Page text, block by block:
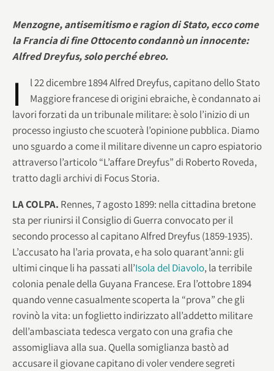
Menzogne, antisemitismo e ragion di Stato, ecco come
la Francia di fine Ottocento condannò un innocente:
Alfred Dreyfus, solo perché ebreo.
I
l 22 dicembre 1894 Alfred Dreyfus, capitano dello Stato
Maggiore francese di origini ebraiche, è condannato ai
lavori forzati da un tribunale militare: è solo l’inizio di un
processo ingiusto che scuoterà l’opinione pubblica. Diamo
uno sguardo a come il militare divenne un capro espiatorio
attraverso l’articolo “L’affare Dreyfus” di Roberto Roveda,
tratto dagli archivi di Focus Storia.
LA COLPA. Rennes, 7 agosto 1899: nella cittadina bretone
sta per riunirsi il Consiglio di Guerra convocato per il
secondo processo al capitano Alfred Dreyfus (1859-1935).
L’accusato ha l’aria provata, e ha solo quarant’anni: gli
ultimi cinque li ha passati all’Isola del Diavolo, la terribile
colonia penale della Guyana Francese. Era l’ottobre 1894
quando venne casualmente scoperta la “prova” che gli
rovinò la vita: un foglietto indirizzato all’addetto militare
dell’ambasciata tedesca vergato con una grafia che
assomigliava alla sua. Quella somiglianza bastò ad
accusare il giovane capitano di voler vendere segreti